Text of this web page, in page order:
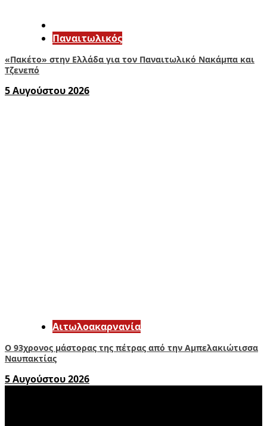
Παναιτωλικός
«Πακέτο» στην Ελλάδα για τον Παναιτωλικό Νακάμπα και
Τζενεπό
5 Αυγούστου 2026
Αιτωλοακαρνανία
Ο 93χρονος μάστορας της πέτρας από την Αμπελακιώτισσα
Ναυπακτίας
5 Αυγούστου 2026